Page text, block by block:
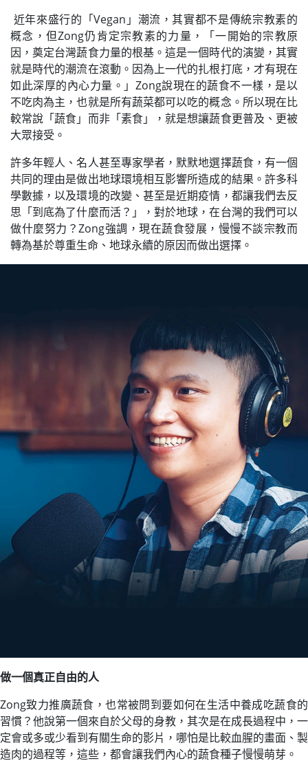
近年來盛行的「Vegan」潮流，其實都不是傳統宗教素的
概念，但Zong仍肯定宗教素的力量，「一開始的宗教原
因，奠定台灣蔬食力量的根基。這是一個時代的演變，其實
就是時代的潮流在滾動。因為上一代的扎根打底，才有現在
如此深厚的內心力量。」Zong說現在的蔬食不一樣，是以
不吃肉為主，也就是所有蔬菜都可以吃的概念。所以現在比
較常說「蔬食」而非「素食」，就是想讓蔬食更普及、更被
大眾接受。
許多年輕人、名人甚至專家學者，默默地選擇蔬食，有一個
共同的理由是做出地球環境相互影響所造成的結果。許多科
學數據，以及環境的改變、甚至是近期疫情，都讓我們去反
思「到底為了什麼而活？」，對於地球，在台灣的我們可以
做什麼努力？Zong強調，現在蔬食發展，慢慢不談宗教而
轉為基於尊重生命、地球永續的原因而做出選擇。
做一個真正自由的人
Zong致力推廣蔬食，也常被問到要如何在生活中養成吃蔬食的
習慣？他說第一個來自於父母的身教，其次是在成長過程中，一
定會或多或少看到有關生命的影片，哪怕是比較血腥的畫面、製
造肉的過程等，這些，都會讓我們內心的蔬食種子慢慢萌芽。